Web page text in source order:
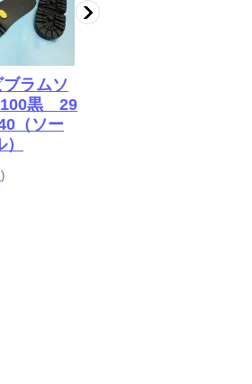
ラムソ
黒 29
（ソー
)